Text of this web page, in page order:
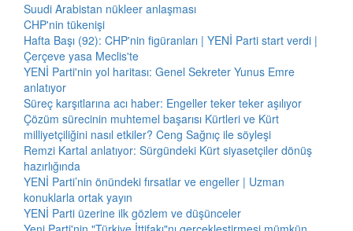
Suudi Arabistan nükleer anlaşması
CHP'nin tükenişi
Hafta Başı (92): CHP'nin figüranları | YENİ Parti start verdi |
Çerçeve yasa Meclis'te
YENİ Parti'nin yol haritası: Genel Sekreter Yunus Emre
anlatıyor
Süreç karşıtlarına acı haber: Engeller teker teker aşılıyor
Çözüm sürecinin muhtemel başarısı Kürtleri ve Kürt
milliyetçiliğini nasıl etkiler? Ceng Sağnıç ile söyleşi
Remzi Kartal anlatıyor: Sürgündeki Kürt siyasetçiler dönüş
hazırlığında
YENİ Parti’nin önündeki fırsatlar ve engeller | Uzman
konuklarla ortak yayın
YENİ Parti üzerine ilk gözlem ve düşünceler